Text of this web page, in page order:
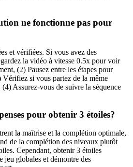
ne fonctionne pas pour
et vérifiées. Si vous avez des
la vidéo à vitesse 0.5x pour voir
(2) Pausez entre les étapes pour
si vous partez de la même
Assurez-vous de suivre la séquence
pour obtenir 3 étoiles?
la maîtrise et la complétion optimale,
de la complétion des niveaux plutôt
Cependant, obtenir 3 étoiles
jeu globales et démontre des